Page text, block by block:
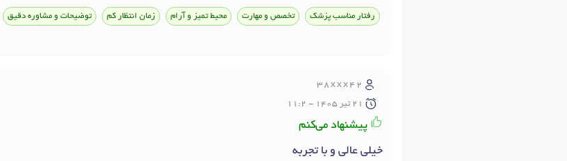
رفتار مناسب پزشک تخصص و مهارت محیط تمیز و آرام زمان انتظار کم توضیحات و مشاوره دقیق
38xxx42
21 تير 1405 - 11:2
پیشنهاد می‌کنم
خیلی عالی و با تجربه